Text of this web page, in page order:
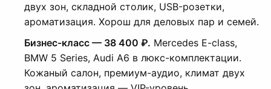
двух зон, складной столик, USB-розетки,
ароматизация. Хорош для деловых пар и семей.
Бизнес-класс — 38 400 ₽. Mercedes E-class,
BMW 5 Series, Audi A6 в люкс-комплектации.
Кожаный салон, премиум-аудио, климат двух